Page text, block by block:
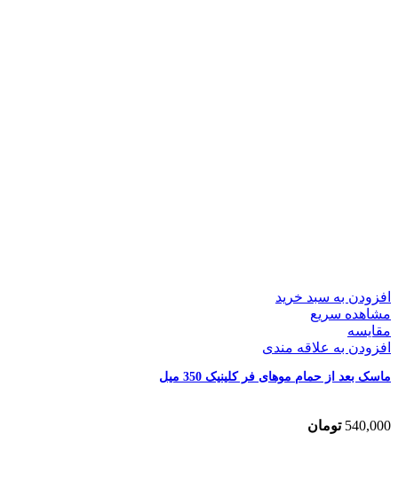
افزودن به سبد خرید
مشاهده سریع
مقایسه
افزودن به علاقه مندی
ماسک بعد از حمام موهای فر کلینیک 350 میل
540,000 تومان